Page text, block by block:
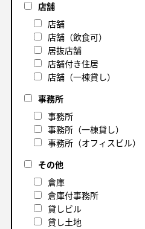
店舗
店舗
店舗（飲食可）
居抜店舗
店舗付き住居
店舗（一棟貸し）
事務所
事務所
事務所（一棟貸し）
事務所（オフィスビル）
その他
倉庫
倉庫付事務所
貸しビル
貸し土地